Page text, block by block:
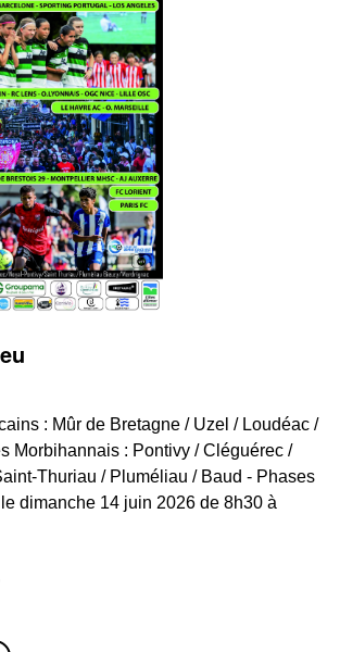
: Mûr de Bretagne / Uzel / Loudéac /
Morbihannais : Pontivy / Cléguérec /
Thuriau / Pluméliau / Baud - Phases
dimanche 14 juin 2026 de 8h30 à